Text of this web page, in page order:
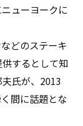
ューヨークに
どのステーキ
するとして知
氏が、2013
間に話題とな